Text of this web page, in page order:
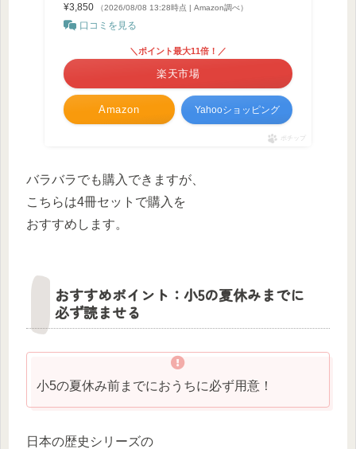
¥3,850
（2026/08/08 13:28時点 | Amazon調べ）
口コミを見る
Amazon
＼ポイント最大11倍！／
楽天市場
Yahooショッピング
ポチップ
バラバラでも購入できますが、
こちらは4冊セットで購入を
おすすめします。
おすすめポイント：小5の夏休みまでに
必ず読ませる
小5の夏休み前までにおうちに必ず用意！
日本の歴史シリーズの